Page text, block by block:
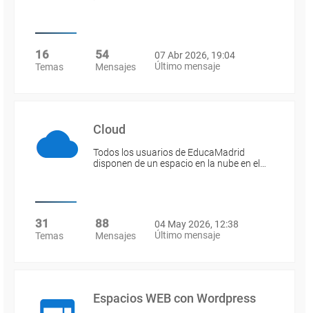
16
Temas
54
Mensajes
07 Abr 2026, 19:04
Último mensaje
Cloud
Todos los usuarios de EducaMadrid
disponen de un espacio en la nube en el…
31
Temas
88
Mensajes
04 May 2026, 12:38
Último mensaje
Espacios WEB con Wordpress